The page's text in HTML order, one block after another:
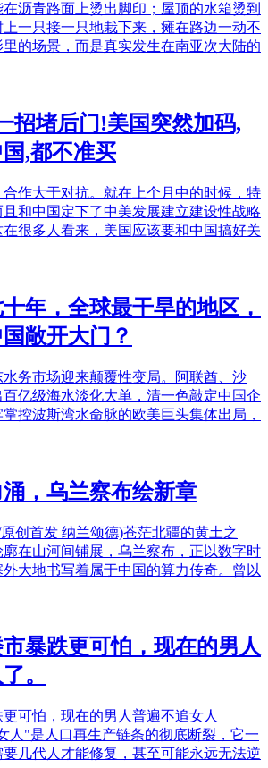
沥青路面上烫出脚印；屋顶的水箱烫到
一只接一只地栽下来，瘫在路边一动不
的场景，而是真实发生在南亚次大陆的
招堵后门!美国突然加码,
,都不准买
作大于对抗。就在上个月中的时候，特
和中国定下了中美发展建立建设性战略
很多人看来，美国应该要和中国搞好关
年，全球最干旱的地区，
敞开大门？
水务市场迎来颠覆性变局。阿联酋、沙
亿级海水淡化大单，清一色敲定中国企
控波斯湾水命脉的欧美巨头集体出局，
，乌兰察布绘新章
创首发 纳兰颂德)苍茫北疆的黄土之
廓在山河间铺展，乌兰察布，正以数字时
大地书写着属于中国的算力传奇。曾以
暴跌更可怕，现在的男人
。
可怕，现在的男人普遍不追女人
人"是人口再生产链条的彻底断裂，它一
几代人才能修复，甚至可能永远无法逆